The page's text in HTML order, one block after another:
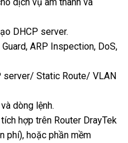
DHCP server.
ARP Inspection, DoS,
server/ Static Route/ VLAN
dòng lệnh.
hợp trên Router DrayTek
phí), hoặc phần mềm